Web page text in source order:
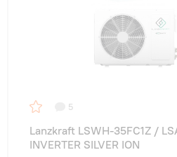
5
Lanzkraft LSWH-35FC1Z /
INVERTER SILVER ION